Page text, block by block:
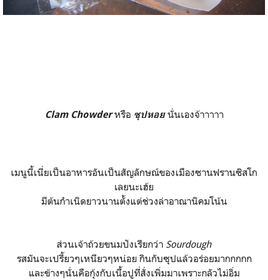
Clam Chowderหรือ ซุปหอยนั่นเองจ้าาาาา
เมนูนี้เนี่ยเป็นอาหารอันเป็นสัญลักษณ์ของเมืองซานฟรานซิสโก
เลยนะเฮ้ย
มีต้นกำเนิดยาวนานตั้งแต่ช่วงล่าอาณานิคมโน้น
ส่วนเจ้าถ้วยขนมปังเรียกว่า Sourdough
รสมันจะเปรี้ยวๆเหนียวๆหน่อย กินกับซุปแล้วอร่อยมากกกกก
และข้างๆนั่นคือกุ้งกับเนื้อปูที่สั่งเพิ่มมาเพราะกลัวไม่อิ่ม